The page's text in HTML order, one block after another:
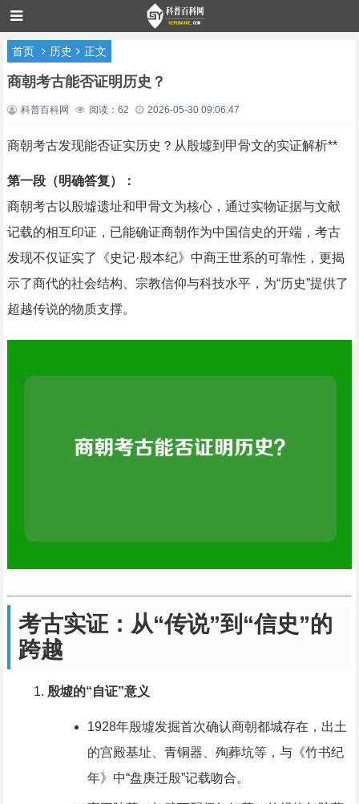
首页 历史 正文
商朝考古能否证明历史？
科普百科网 阅读：62 2026-05-30 09:06:47
商朝考古发现能否证实历史？从殷墟到甲骨文的实证解析**
第一段（明确答复）：
商朝考古以殷墟遗址和甲骨文为核心，通过实物证据与文献
记载的相互印证，已能确证商朝作为中国信史的开端，考古
发现不仅证实了《史记·殷本纪》中商王世系的可靠性，更揭
示了商代的社会结构、宗教信仰与科技水平，为“历史”提供了
超越传说的物质支撑。
考古实证：从“传说”到“信史”的
跨越
殷墟的“自证”意义
1928年殷墟发掘首次确认商朝都城存在，出土
的宫殿基址、青铜器、殉葬坑等，与《竹书纪
年》中“盘庚迁殷”记载吻合。